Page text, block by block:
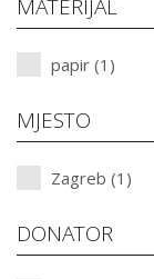
MATERIJAL
papir (1)
MJESTO
Zagreb (1)
DONATOR